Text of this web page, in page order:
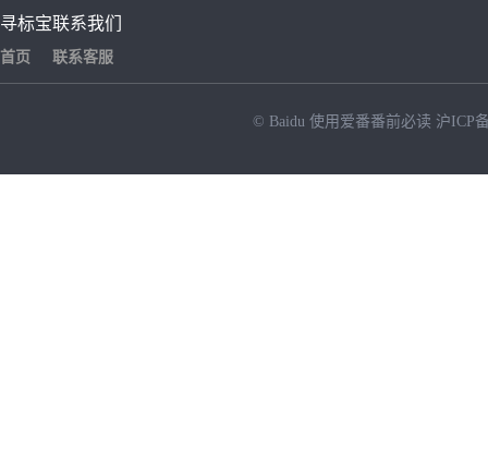
寻标宝
首页
联系我们
联系客服
© Baidu 使用爱番番前必读 沪ICP